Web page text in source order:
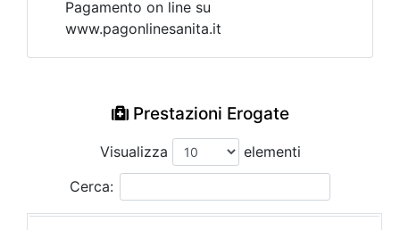
Pagamento on line su
www.pagonlinesanita.it
Prestazioni Erogate
Visualizza
elementi
Cerca: